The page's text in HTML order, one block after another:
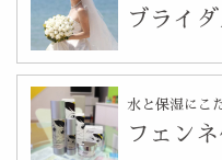
ブライ
水と保湿にこ
フェン